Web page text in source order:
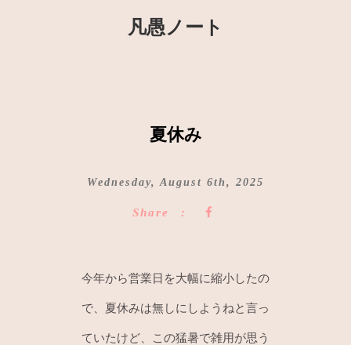
凡愚ノート
夏休み
Wednesday, August 6th, 2025
Share
今年から営業日を大幅に縮小したの
で、夏休みは無しにしようねと言っ
ていたけど、この猛暑で雑用が思う